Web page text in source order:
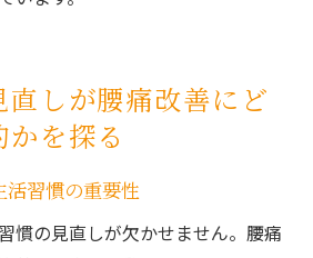
しが腰痛改善にど
を探る
習慣の重要性
慣の見直しが欠かせません。腰痛